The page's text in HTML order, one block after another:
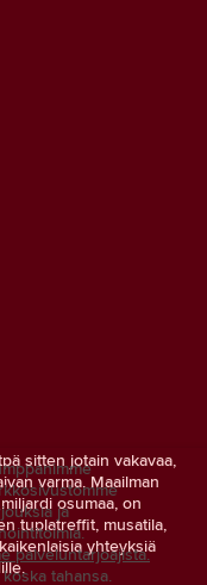
sitten jotain vakavaa,
varma. Maailman
osumaa, on
tuplatreffit, musatila,
yhteyksiä
ja
palveluntarjoajista.
tahansa.